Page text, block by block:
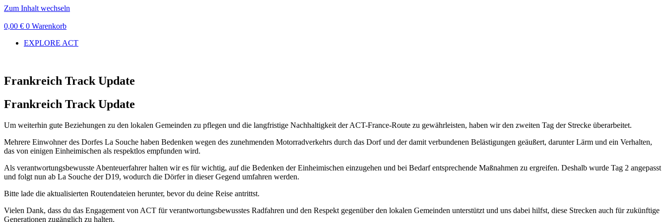
Zum Inhalt wechseln
0,00 € 0 Warenkorb
EXPLORE ACT
Frankreich Track Update
Frankreich Track Update
Um weiterhin gute Beziehungen zu den lokalen Gemeinden zu pflegen und die langfristige Nachhaltigkeit der ACT-France-Route zu gewährleisten, haben wir den zweiten Tag der Strecke überarbeitet.
Mehrere Einwohner des Dorfes La Souche haben Bedenken wegen des zunehmenden Motorradverkehrs durch das Dorf und der damit verbundenen Belästigungen geäußert, darunter Lärm und ein Verhalten,
das von einigen Einheimischen als respektlos empfunden wird.
Als verantwortungsbewusste Abenteuerfahrer halten wir es für wichtig, auf die Bedenken der Einheimischen einzugehen und bei Bedarf entsprechende Maßnahmen zu ergreifen. Deshalb wurde Tag 2 angepasst
und folgt nun ab La Souche der D19, wodurch die Dörfer in dieser Gegend umfahren werden.
Bitte lade die aktualisierten Routendateien herunter, bevor du deine Reise antrittst.
Vielen Dank, dass du das Engagement von ACT für verantwortungsbewusstes Radfahren und den Respekt gegenüber den lokalen Gemeinden unterstützt und uns dabei hilfst, diese Strecken auch für zukünftige
Generationen zugänglich zu halten.